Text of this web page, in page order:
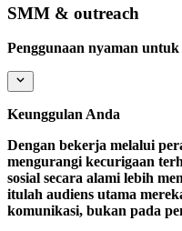
SMM & outreach
Penggunaan nyaman
Keunggulan Anda
Dengan bekerja melalui
mengurangi kecurigaan
sosial secara alami lebih
itulah audiens utama
komunikasi, bukan pada